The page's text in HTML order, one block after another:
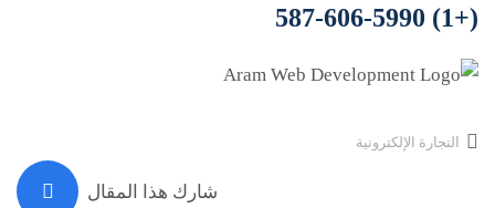
(+1) 587-606-5990
التجارة الإلكترونية
شارك هذا المقال